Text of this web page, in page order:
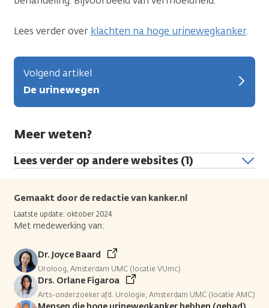
Lees verder over klachten na hoge urinewegkanker.
Volgend artikel
De urinewegen
Meer weten?
Lees verder op andere websites (1)
Gemaakt door de redactie van kanker.nl
Laatste update: oktober 2024
Met medewerking van:
Dr. Joyce Baard
Uroloog, Amsterdam UMC (locatie VUmc)
Drs. Orlane Figaroa
Arts-onderzoeker afd. Urologie, Amsterdam UMC (locatie AMC)